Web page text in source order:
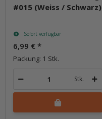
#015 (Weiss / Schwarz)
Sofort verfügbar
6,99 € *
Packung: 1 Stk.
Stk.